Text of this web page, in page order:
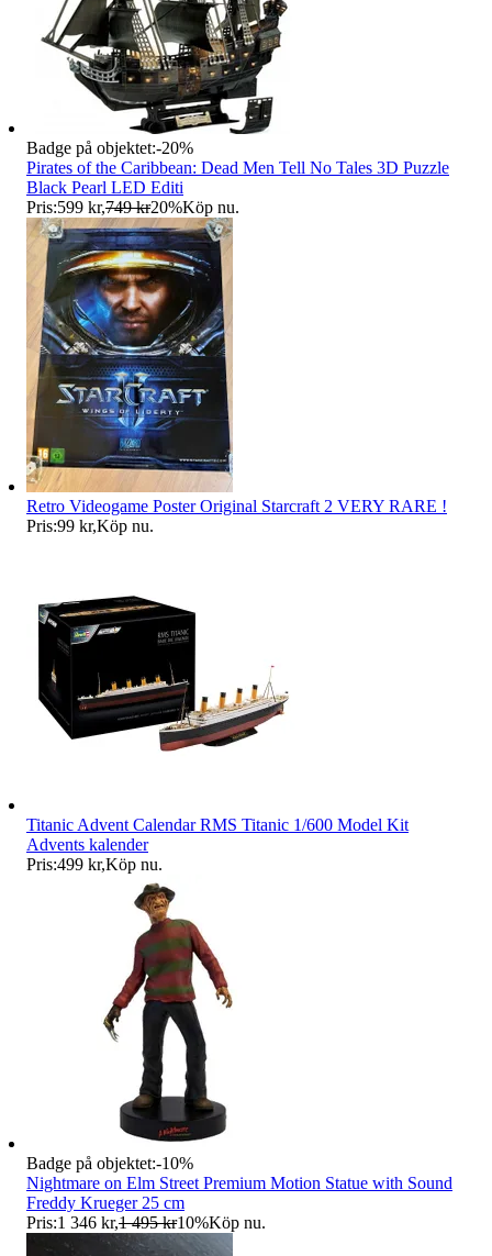
Badge på objektet:-20%
Pirates of the Caribbean: Dead Men Tell No Tales 3D Puzzle
Black Pearl LED Editi
Pris:599 kr,749 kr20%Köp nu.
Retro Videogame Poster Original Starcraft 2 VERY RARE !
Pris:99 kr,Köp nu.
Titanic Advent Calendar RMS Titanic 1/600 Model Kit
Advents kalender
Pris:499 kr,Köp nu.
Badge på objektet:-10%
Nightmare on Elm Street Premium Motion Statue with Sound
Freddy Krueger 25 cm
Pris:1 346 kr,1 495 kr10%Köp nu.